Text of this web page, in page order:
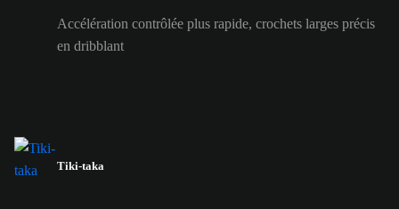
Accélération contrôlée plus rapide, crochets larges précis
en dribblant
Tiki-taka